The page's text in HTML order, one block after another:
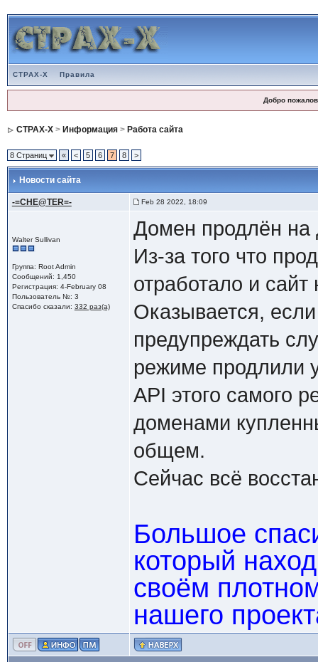
CTPAX-X Правила
Добро
CTPAX-X> Информация> Работа сайта
8 Страниц « < 5 6 7 8 >
Новости сайта
-=CHE@TER=- Feb 28 2022, 18:09
Walter Sullivan
Группа: Root Admin
Сообщений: 1,450
Регистрация: 4-February 08
Пользователь №: 3
Спасибо сказали: 332 раз(а)
Домен продлён на
Из-за того что
отработало и
Оказывается,
предупреждать
режиме продлили
API этого самого
доменами
общем.
Сейчас всё
Большое
который
своём
нашего